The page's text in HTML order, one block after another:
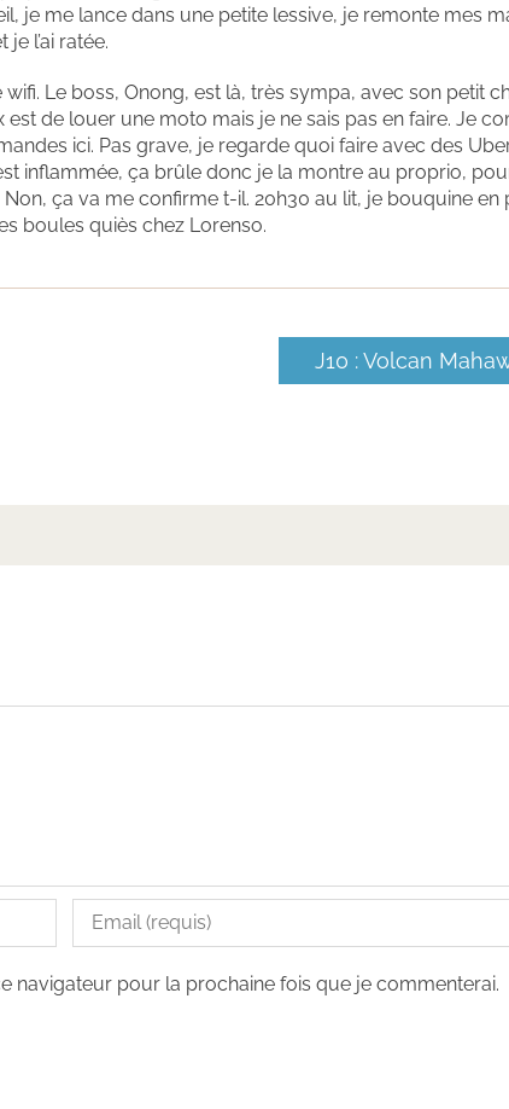
je me lance dans une petite lessive, je remonte mes
l’ai ratée.
Le boss, Onong, est là, très sympa, avec son petit
de louer une moto mais je ne sais pas en faire. Je
ici. Pas grave, je regarde quoi faire avec des
inflammée, ça brûle donc je la montre au proprio,
ça va me confirme t-il. 20h30 au lit, je bouquine
boules quiès chez Lorenso.
J10 : Volcan
navigateur pour la prochaine fois que je commenterai.